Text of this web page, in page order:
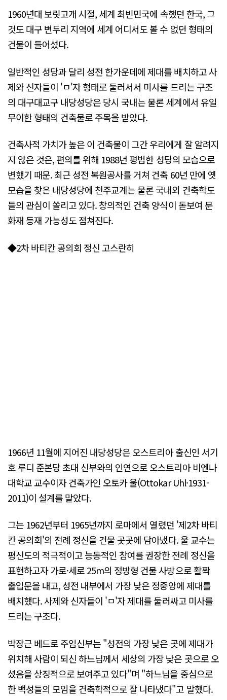
1960년대 보릿고개 시절, 세계 최빈민국에 속했던 한국, 그
것도 대구 변두리 지역에 세계 어디서도 볼 수 없던 형태의
건물이 들어섰다.
일반적인 성당과 달리 성전 한가운데에 제대를 배치하고 사
제와 신자들이 'ㅁ'자 형태로 둘러서서 미사를 드리는 구조
의 대구대교구 내당성당은 당시 국내는 물론 세계에서 유일
무이한 형태의 건축물로 주목을 받았다.
건축사적 가치가 높은 이 건축물이 그간 우리에게 잘 알려지
지 않은 것은, 편의를 위해 1988년 평범한 성당의 모습으로
변했기 때문. 최근 성전 복원공사를 거쳐 건축 60년 만에 옛
모습을 찾은 내당성당에 천주교계는 물론 국내외 건축학도
들의 관심이 쏠리고 있다. 창의적인 건축 양식이 돋보여 문
화재 등재 가능성도 점쳐진다.
◆2차 바티칸 공의회 정신 고스란히
1966년 11월에 지어진 내당성당은 오스트리아 출신인 서기
호 루디 준본당 초대 신부와의 인연으로 오스트리아 비엔나
대학교 교수이자 건축가인 오토카 울(Ottokar Uhl·1931-
2011)이 설계를 맡았다.
그는 1962년부터 1965년까지 로마에서 열렸던 '제2차 바티
칸 공의회'의 전례 정신을 건물 곳곳에 담아냈다. 울 교수는
평신도의 적극적이고 능동적인 참여를 권장한 전례 정신을
표현하고자 가로·세로 25m의 정방형 건물 사방으로 활짝
출입문을 내고, 성전 내부에서 가장 낮은 정중앙에 제대를
배치했다. 사제와 신자들이 'ㅁ'자 제대를 둘러싸고 미사를
드리는 구조다.
박장근 베드로 주임신부는 "성전의 가장 낮은 곳에 제대가
위치해 사람이 되신 하느님께서 세상의 가장 낮은 곳으로 오
셨음을 상징적으로 보여주고 있다"며 "하느님을 중심으로
한 백성들의 모임을 건축학적으로 잘 나타냈다"고 말했다.